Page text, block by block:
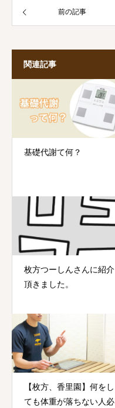
前の記事
関連記事
基礎代謝て何？
枚方つーしんさんに紹介
頂きました。
【枚方、香里園】何をし
ても体重が落ちない人必